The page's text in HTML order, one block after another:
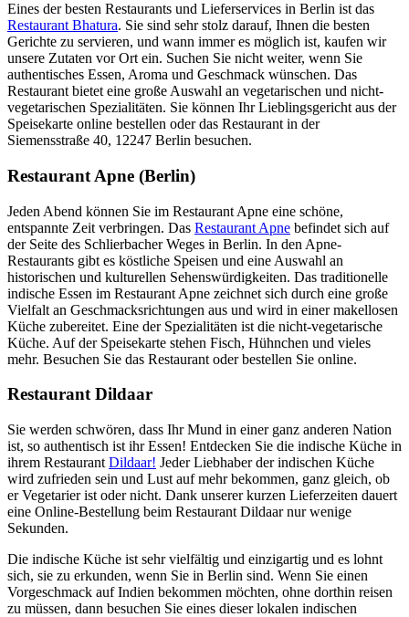
Eines der besten Restaurants und Lieferservices in Berlin ist das
Restaurant Bhatura. Sie sind sehr stolz darauf, Ihnen die besten
Gerichte zu servieren, und wann immer es möglich ist, kaufen wir
unsere Zutaten vor Ort ein. Suchen Sie nicht weiter, wenn Sie
authentisches Essen, Aroma und Geschmack wünschen. Das
Restaurant bietet eine große Auswahl an vegetarischen und nicht-
vegetarischen Spezialitäten. Sie können Ihr Lieblingsgericht aus der
Speisekarte online bestellen oder das Restaurant in der
Siemensstraße 40, 12247 Berlin besuchen.
Restaurant Apne (Berlin)
Jeden Abend können Sie im Restaurant Apne eine schöne,
entspannte Zeit verbringen. Das Restaurant Apne befindet sich auf
der Seite des Schlierbacher Weges in Berlin. In den Apne-
Restaurants gibt es köstliche Speisen und eine Auswahl an
historischen und kulturellen Sehenswürdigkeiten. Das traditionelle
indische Essen im Restaurant Apne zeichnet sich durch eine große
Vielfalt an Geschmacksrichtungen aus und wird in einer makellosen
Küche zubereitet. Eine der Spezialitäten ist die nicht-vegetarische
Küche. Auf der Speisekarte stehen Fisch, Hühnchen und vieles
mehr. Besuchen Sie das Restaurant oder bestellen Sie online.
Restaurant Dildaar
Sie werden schwören, dass Ihr Mund in einer ganz anderen Nation
ist, so authentisch ist ihr Essen! Entdecken Sie die indische Küche in
ihrem Restaurant Dildaar! Jeder Liebhaber der indischen Küche
wird zufrieden sein und Lust auf mehr bekommen, ganz gleich, ob
er Vegetarier ist oder nicht. Dank unserer kurzen Lieferzeiten dauert
eine Online-Bestellung beim Restaurant Dildaar nur wenige
Sekunden.
Die indische Küche ist sehr vielfältig und einzigartig und es lohnt
sich, sie zu erkunden, wenn Sie in Berlin sind. Wenn Sie einen
Vorgeschmack auf Indien bekommen möchten, ohne dorthin reisen
zu müssen, dann besuchen Sie eines dieser lokalen indischen